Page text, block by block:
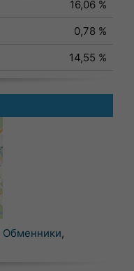
16,06 %
0,78 %
14,55 %
Обменники,